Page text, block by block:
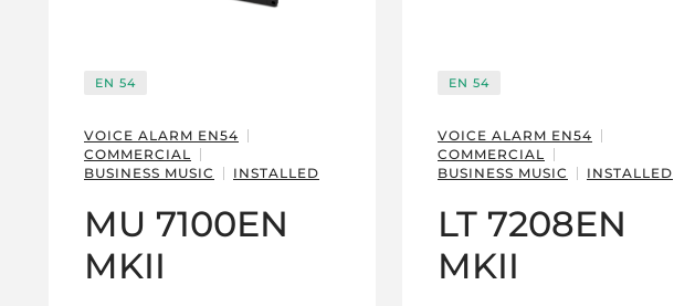
EN 54
VOICE ALARM EN54
COMMERCIAL
BUSINESS MUSIC
INSTALLED
MU 7100EN
MKII
EN 54
VOICE ALARM EN54
COMMERCIAL
BUSINESS MUSIC
INSTALLED
LT 7208EN
MKII